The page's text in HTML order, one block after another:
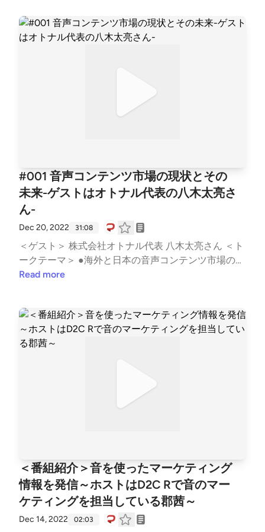
t-sell-my-info.
音声広告は再生数課金が多い ・位置情報との掛け合
わせと地点コンバージョン ・デジタル音声広告のマ
変えた国内小売りチェーンの事例 ・週末だけに配信
を絞ってクリック率が上がったSMIRNOFの事例 ・デ
リジェンス ・声だけのコンバージョン ・好きな声優
が喋る家電と広告 ・音声は気持ちを動かす広告 ・生
活の中に溶け込む ●八木さんが選ぶ音声コンテンツの
神回(23:30-) こんにちは未来「第60回 GameStop株
事件とインフォデミック」 ＜Twitterハッシュタグ＞
#ミミヨリ ＜音マーケティング (note)＞ https://note.
com/d2cradmimi/ See Privacy Policy at https://art19.
com/privacy and California Privacy Notice at https://a
rt19.com/privacy#do-not-sell-my-info.
#001 音声コンテンツ市場の現状とその
未来-ゲストはオトナル代表の八木太亮さ
ん-
Dec 20, 2022 31:08
＜ゲスト＞ 株式会社オトナル代表 八木太亮さん ＜ト
ークテーマ＞ ●海外と日本の音声コンテンツ市場の現
状(2:40-) ・日本市場はラジオが強い ・日本と海外の
フォームとポッドキャスト ・音声コンテンツとオタ
ク文化 ・日本の音声コンテンツの傾向と予想 ・Z世
代と音声SNS ●音を使ったマーケティングとは(11:11
ージメント ・作り込まない身近なコンテンツ ・音声
コンテンツはバレる ●日本における音声コンテンツと
没入感 ・コスパの高い音声コンテンツ ・ブランディ
ング性能が高い音声コンテンツ ・八木さんが考える
音マーケティングの未来 ●八木さんが選ぶ音声コンテ
ンツの神回(26:50-) オトマーケ「#62 ポッドキャスト
ランキングで長期過去データを提供開始。リスナー増
Read more
＜番組紹介＞音を使ったマーケティング
情報を発信～ホストはD2C Rで音のマー
ケティングを担当している郡茜～
Dec 14, 2022 02:03